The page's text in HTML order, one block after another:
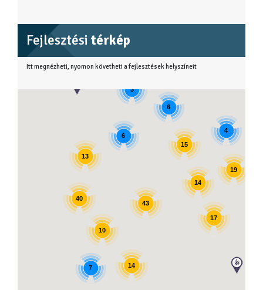
Fejlesztési térkép
Itt megnézheti, nyomon követheti a fejlesztések helyszíneit
14
17
40
43
19
6
13
15
4
6
3
7
14
10